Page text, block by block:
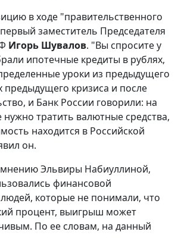
в ходе "правительственного
заместитель Председателя
Игорь Шувалов. "Вы спросите у
ипотечные кредиты в рублях,
уроки из предыдущего
предыдущего кризиса и после
и Банк России говорили: на
тратить валютные средства,
находится в Российской
он.
Эльвиры Набиуллиной,
финансовой
которые не понимали, что
процент, выигрыш может
По ее словам, на данный